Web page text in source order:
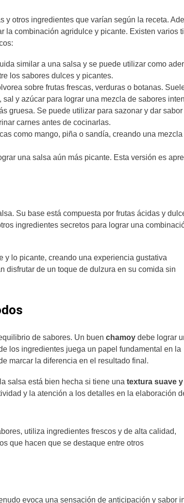
y otros ingredientes que varían según la receta.
la combinación agridulce y picante. Existen varios
similar a una salsa y se puede utilizar como
los sabores dulces y picantes.
sobre frutas frescas, verduras o botanas.
y azúcar para lograr una mezcla de sabores
gruesa. Se puede utilizar para sazonar y dar sabor
carnes antes de cocinarlas.
como mango, piña o sandía, creando una mezcla
una salsa aún más picante. Esta versión es
Su base está compuesta por frutas ácidas y
ingredientes secretos para lograr una
y lo picante, creando una experiencia gustativa
disfrutar de un toque de dulzura en su comida sin
de sabores. Un buen chamoy debe lograr
los ingredientes juega un papel fundamental en la
marcar la diferencia en el resultado final.
salsa está bien hecha si tiene una textura suave y
y la atención a los detalles en la elaboración
utiliza ingredientes frescos y de alta calidad,
que hacen que se destaque entre otros
evoca una sensación de anticipación y sabor